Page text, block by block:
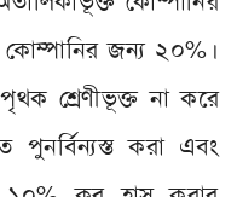
জন্য ২০%।
শ্রেণীভূক্ত না করে
পুনর্বিন্যস্ত করা এবং